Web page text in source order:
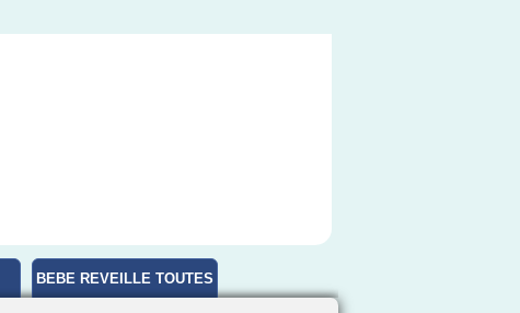
BEBE REVEILLE TOUTES